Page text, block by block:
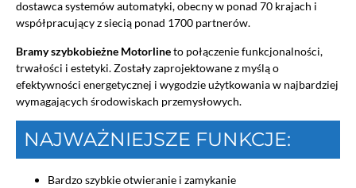
dostawca systemów automatyki, obecny w ponad 70 krajach i
współpracujący z siecią ponad 1700 partnerów.
Bramy szybkobieżne Motorlineto połączenie funkcjonalności,
trwałości i estetyki. Zostały zaprojektowane z myślą o
efektywności energetycznej i wygodzie użytkowania w najbardziej
wymagających środowiskach przemysłowych.
NAJWAŻNIEJSZE FUNKCJE:
Bardzo szybkie otwieranie i zamykanie